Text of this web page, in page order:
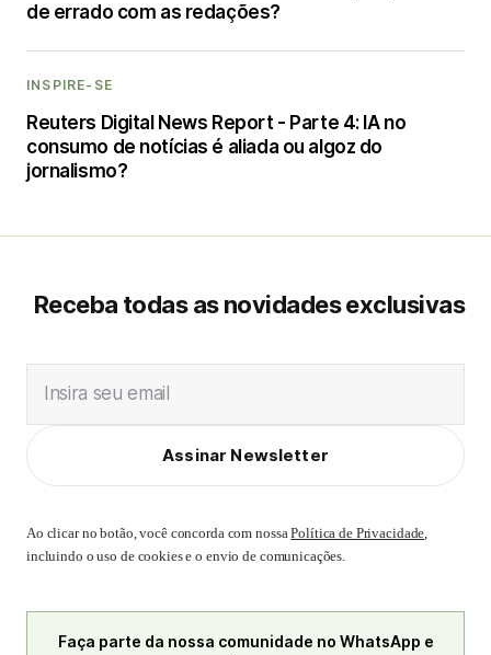
de errado com as redações?
INSPIRE-SE
Reuters Digital News Report - Parte 4: IA no
consumo de notícias é aliada ou algoz do
jornalismo?
Receba todas as novidades exclusivas
Insira seu email
Assinar Newsletter
Ao clicar no botão, você concorda com nossaPolítica de Privacidade,
incluindo o uso de cookies e o envio de comunicações.
Faça parte da nossa comunidade no WhatsApp e